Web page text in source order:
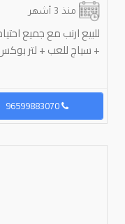
منذ 3 أشهر
+ سياج للعب + لتر
96599883070